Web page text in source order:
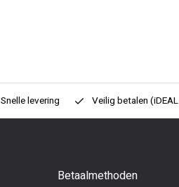
Snelle levering Veilig betalen
Betaalmethoden